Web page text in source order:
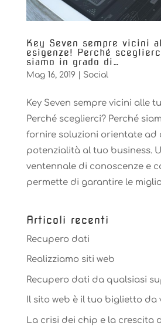
Key Seven sempre vicini
esigenze! Perché
siamo in grado di…
Mag 16, 2019| Social
Key Seven sempre vicini alle
Perché sceglierci? Perché
fornire soluzioni orientate ad
potenzialità al tuo business.
ventennale di conoscenze e
permette di garantire le
Articoli recenti
Recupero dati
Realizziamo siti web
Recupero dati da qualsiasi
Il sito web è il tuo biglietto da
La crisi dei chip e la crescita